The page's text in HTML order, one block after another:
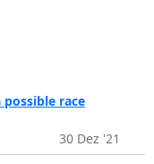
race
30 Dez '21